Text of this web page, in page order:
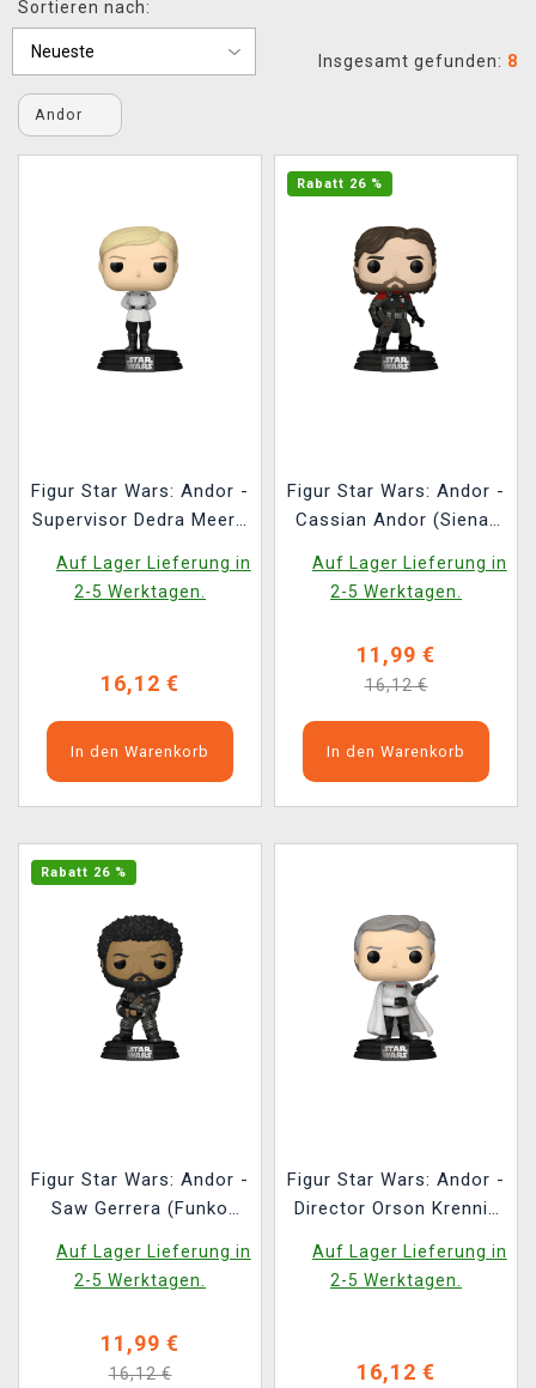
XZONE CLUB
Sortieren nach:
Insgesamt gefunden: 8
Andor
Figur Star Wars: Andor -
Supervisor Dedra Meero
784)
Auf Lager Lieferung in
2-5 Werktagen.
16,12 €
In den Warenkorb
Rabatt 26 %
Figur Star Wars: Andor -
Cassian Andor (Sienar
Disney 782)
Auf Lager Lieferung in
2-5 Werktagen.
11,99 €
16,12 €
In den Warenkorb
Rabatt 26 %
Figur Star Wars: Andor -
Saw Gerrera (Funko
Auf Lager Lieferung in
2-5 Werktagen.
11,99 €
16,12 €
Figur Star Wars: Andor -
Director Orson Krennic
785)
Auf Lager Lieferung in
2-5 Werktagen.
16,12 €